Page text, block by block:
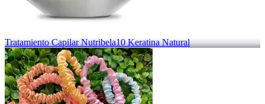
Tratamiento Capilar Nutribela10 Keratina Natural